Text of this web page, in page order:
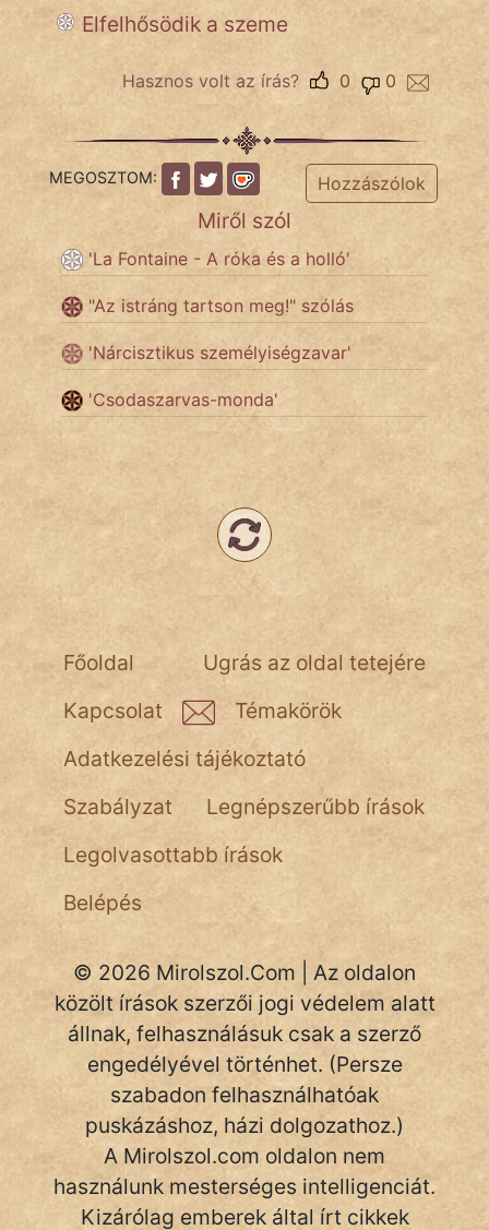
ZENE
ÉLETMÓD
MAGYARSÁG
TÖRTÉNELEM
Népszerű szerzőink:
cinege
fantom
vörös ördög
nagyöreg
NapHold
Név nélkül
pszichopati
szegény legény
szemfüles
Elfelhősödik a szeme
Hasznos volt az írás? 0
0
MEGOSZTOM: Hozzászólok
Miről szól
'La Fontaine - A róka és a holló'
"Az istráng tartson meg!" szólás
'Nárcisztikus személyiségzavar'
'Csodaszarvas-monda'
Ugrás az oldal tetejére
Főoldal
Kapcsolat
Témakörök
Adatkezelési tájékoztató
Szabályzat
Legnépszerűbb írások
Legolvasottabb írások
Belépés
© 2026 Mirolszol.Com | Az oldalon
közölt írások szerzői jogi védelem alatt
állnak, felhasználásuk csak a szerző
engedélyével történhet. (Persze
szabadon felhasználhatóak
puskázáshoz, házi dolgozathoz.)
A Mirolszol.com oldalon nem
használunk mesterséges intelligenciát.
Kizárólag emberek által írt cikkek